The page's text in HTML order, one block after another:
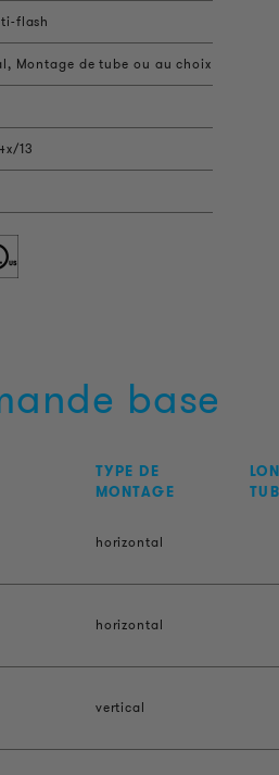
flash
Montage de tube ou au choix
13
base
TYPE DE
MONTAGE
horizontal
horizontal
vertical